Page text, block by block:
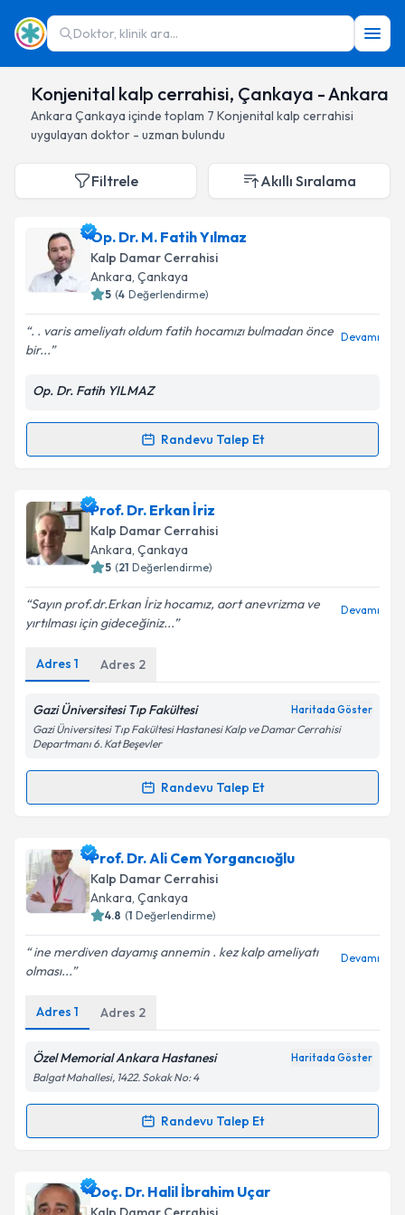
Doktor, klinik ara...
Konjenital kalp cerrahisi, Çankaya - Ankara
Ankara Çankaya içinde toplam 7 Konjenital kalp cerrahisi
uygulayan doktor - uzman bulundu
Filtrele Akıllı Sıralama
Op. Dr. M. Fatih Yılmaz
Kalp Damar Cerrahisi
Ankara, Çankaya
5 (4 Değerlendirme)
. . varis ameliyatı oldum fatih hocamızı bulmadan önce
bir...
Devamı
Op. Dr. Fatih YILMAZ
Randevu Talep Et
Randevu Takvimi Talebi
Op. Dr. M. Fatih Yılmaziçin randevu takvimi talebi
oluşturun. Size bu uzmandan randevu almanız için bir
takvim hazırlandığında e-posta ile bilgilendireceğiz.
Kişisel verilerimin işlenmesine ilişkin
Metni'ni okudum ve kişisel verilerimin belirtilen
kapsamda işlenmesini kabul ediyorum.
Prof. Dr. Erkan İriz
Kalp Damar Cerrahisi
Ankara, Çankaya
5 (21 Değerlendirme)
Sayın prof.dr.Erkan İriz hocamız, aort anevrizma ve
yırtılması için gideceğiniz...
Devamı
Adres 1 Adres 2
Gazi Üniversitesi Tıp Fakültesi Haritada Göster
Gazi Üniversitesi Tıp Fakültesi Hastanesi Kalp ve Damar Cerrahisi
Departmanı 6. Kat Beşevler
Randevu Talep Et
Randevu Takvimi Talebi
Prof. Dr. Erkan İriziçin randevu takvimi talebi
oluşturun. Size bu uzmandan randevu almanız için bir
takvim hazırlandığında e-posta ile bilgilendireceğiz.
Kişisel verilerimin işlenmesine ilişkin
Metni'ni okudum ve kişisel verilerimin belirtilen
kapsamda işlenmesini kabul ediyorum.
Takvim Talebini Gönder
Prof. Dr. Ali Cem Yorgancıoğlu
Kalp Damar Cerrahisi
Ankara, Çankaya
4.8 (1 Değerlendirme)
ine merdiven dayamış annemin . kez kalp ameliyatı
olması...
Devamı
Adres 1 Adres 2
Özel Memorial Ankara Hastanesi Haritada Göster
Balgat Mahallesi, 1422. Sokak No: 4
Randevu Talep Et
Randevu Takvimi Talebi
Prof. Dr. Ali Cem Yorgancıoğluiçin randevu takvimi
talebi oluşturun. Size bu uzmandan randevu almanız
Doç. Dr. Halil İbrahim Uçar